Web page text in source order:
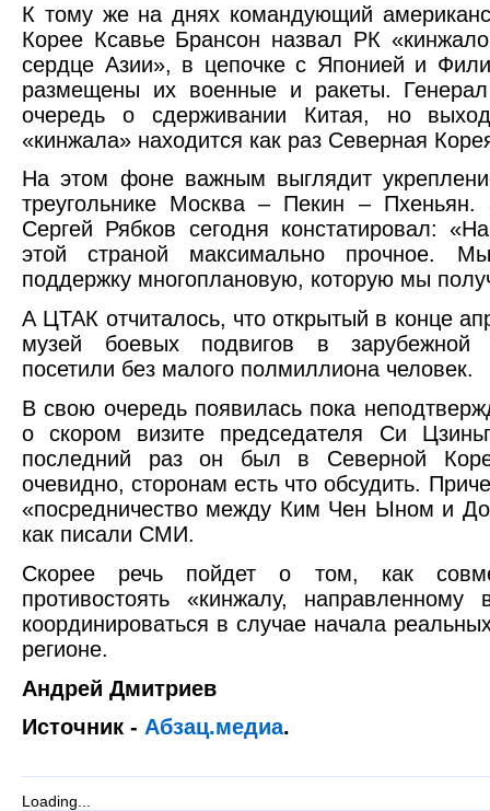
К тому же на днях командующий
Корее Ксавье Брансон назвал РК
сердце Азии», в цепочке с Японией и
размещены их военные и ракеты.
очередь о сдерживании Китая, но
«кинжала» находится как раз Северная
На этом фоне важным выглядит
треугольнике Москва – Пекин –
Сергей Рябков сегодня констатировал:
этой страной максимально прочное.
поддержку многоплановую, которую мы
А ЦТАК отчиталось, что открытый в конце
музей боевых подвигов в зарубежной
посетили без малого полмиллиона человек.
В свою очередь появилась пока
о скором визите председателя Си
последний раз он был в Северной
очевидно, сторонам есть что обсудить.
«посредничество между Ким Чен Ыном и
как писали СМИ.
Скорее речь пойдет о том, как
противостоять «кинжалу,
координироваться в случае начала
регионе.
Андрей Дмитриев
Источник - Абзац.медиа.
Loading...